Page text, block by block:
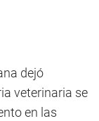
dejó
veterinaria se
en las